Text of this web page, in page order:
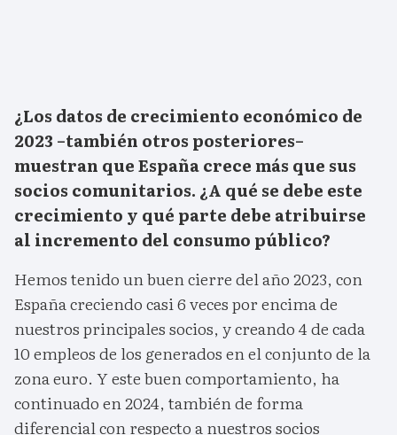
¿Los datos de crecimiento económico de
2023 –también otros posteriores–
muestran que España crece más que sus
socios comunitarios. ¿A qué se debe este
crecimiento y qué parte debe atribuirse
al incremento del consumo público?
Hemos tenido un buen cierre del año 2023, con
España creciendo casi 6 veces por encima de
nuestros principales socios, y creando 4 de cada
10 empleos de los generados en el conjunto de la
zona euro. Y este buen comportamiento, ha
continuado en 2024, también de forma
diferencial con respecto a nuestros socios